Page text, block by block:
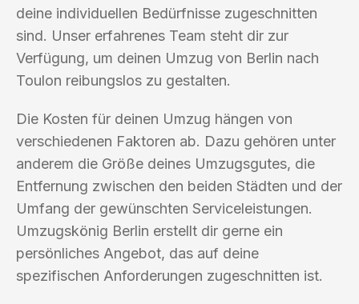
deine individuellen Bedürfnisse zugeschnitten
sind. Unser erfahrenes Team steht dir zur
Verfügung, um deinen Umzug von Berlin nach
Toulon reibungslos zu gestalten.
Die Kosten für deinen Umzug hängen von
verschiedenen Faktoren ab. Dazu gehören unter
anderem die Größe deines Umzugsgutes, die
Entfernung zwischen den beiden Städten und der
Umfang der gewünschten Serviceleistungen.
Umzugskönig Berlin erstellt dir gerne ein
persönliches Angebot, das auf deine
spezifischen Anforderungen zugeschnitten ist.